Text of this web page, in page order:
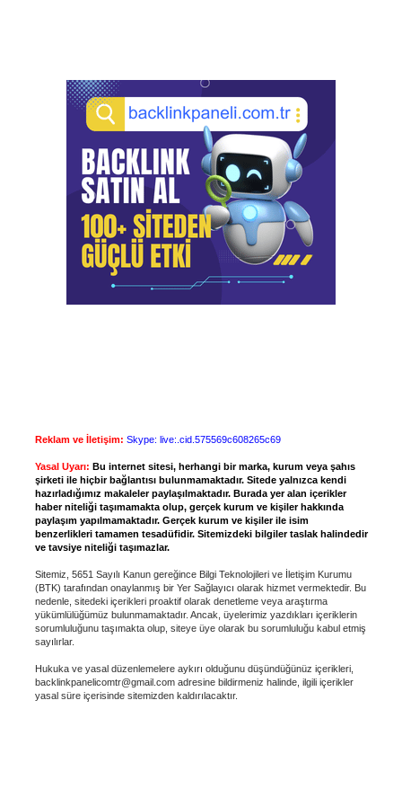
Reklam ve İletişim: Skype: live:.cid.575569c608265c69
Yasal Uyarı: Bu internet sitesi, herhangi bir marka, kurum veya şahıs
şirketi ile hiçbir bağlantısı bulunmamaktadır. Sitede yalnızca kendi
hazırladığımız makaleler paylaşılmaktadır. Burada yer alan içerikler
haber niteliği taşımamakta olup, gerçek kurum ve kişiler hakkında
paylaşım yapılmamaktadır. Gerçek kurum ve kişiler ile isim
benzerlikleri tamamen tesadüfidir. Sitemizdeki bilgiler taslak halindedir
ve tavsiye niteliği taşımazlar.
Sitemiz, 5651 Sayılı Kanun gereğince Bilgi Teknolojileri ve İletişim Kurumu
(BTK) tarafından onaylanmış bir Yer Sağlayıcı olarak hizmet vermektedir. Bu
nedenle, sitedeki içerikleri proaktif olarak denetleme veya araştırma
yükümlülüğümüz bulunmamaktadır. Ancak, üyelerimiz yazdıkları içeriklerin
sorumluluğunu taşımakta olup, siteye üye olarak bu sorumluluğu kabul etmiş
sayılırlar.
Hukuka ve yasal düzenlemelere aykırı olduğunu düşündüğünüz içerikleri,
backlinkpanelicomtr@gmail.comadresine bildirmeniz halinde, ilgili içerikler
yasal süre içerisinde sitemizden kaldırılacaktır.